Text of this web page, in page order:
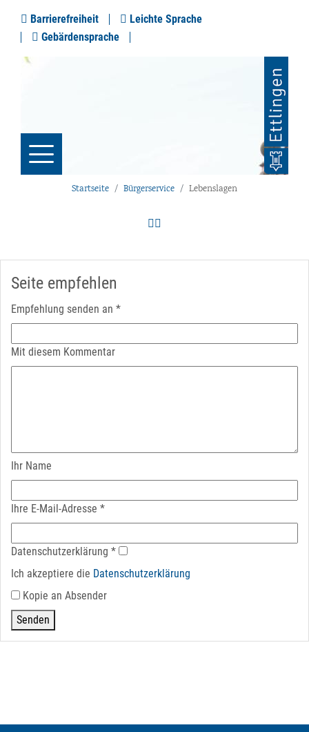
Barrierefreiheit
Leichte Sprache
Gebärdensprache
Startseite Bürgerservice Lebenslagen
Seite empfehlen
Empfehlung senden an *
Mit diesem Kommentar
Ihr Name
Ihre E-Mail-Adresse *
Datenschutz­erklärung *
Ich akzeptiere die Datenschutz­erklärung
Kopie an Absender